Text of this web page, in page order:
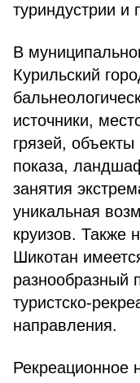
туриндустрии и
В
Курильский
источники,
грязей, объекты
показа,
занятия
уникальная
круизов. Также
Шикотан
разнообразный
туристско-
направления.
Рекреационное